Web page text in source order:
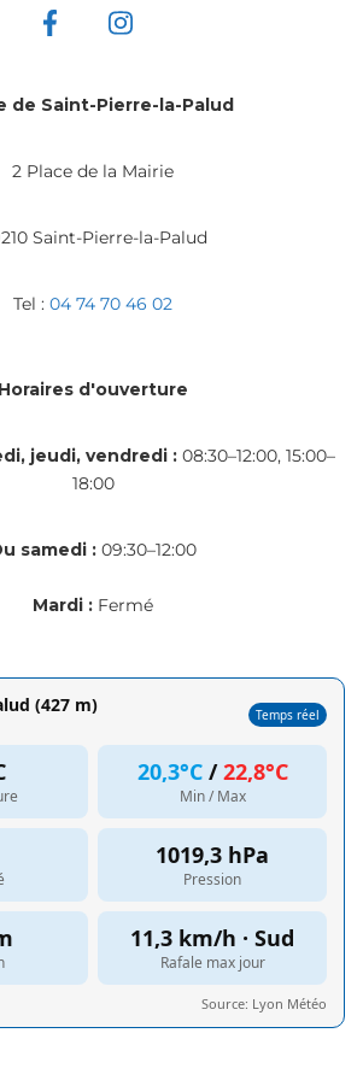
de Saint-Pierre-la-Palud
2 Place de la Mairie
Saint-Pierre-la-Palud
Tel : 04 74 70 46 02
Horaires d'ouverture
jeudi, vendredi : 08:30–12:00, 15:00–
18:00
samedi : 09:30–12:00
Mardi : Fermé